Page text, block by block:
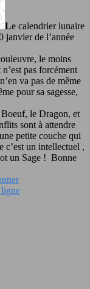
Le calendrier lunaire
janvier de l’année
le moins
pas forcément
va pas de même
pour sa sagesse,
le Dragon, et
sont à attendre
petite couche qui
c’est un intellectuel ,
un Sage ! Bonne